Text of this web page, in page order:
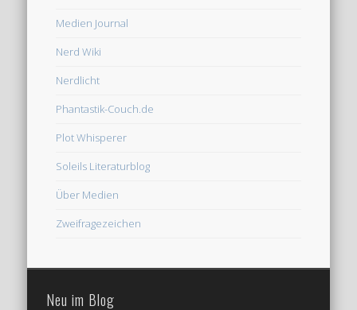
Medien Journal
Nerd Wiki
Nerdlicht
Phantastik-Couch.de
Plot Whisperer
Soleils Literaturblog
Über Medien
Zweifragezeichen
Neu im Blog